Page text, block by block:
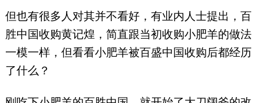
但也有很多人对其并不看好，有业内人士提出，百
胜中国收购黄记煌，简直跟当初收购小肥羊的做法
一模一样，但看看小肥羊被百盛中国收购后都经历
了什么？